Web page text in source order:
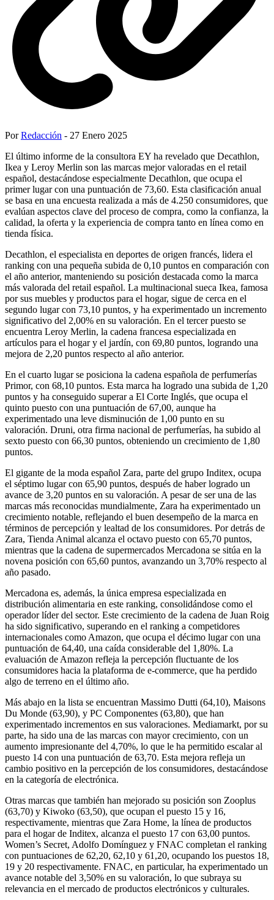
PorRedacción - 27 Enero 2025
El último informe de la consultora EY ha revelado que Decathlon,
Ikea y Leroy Merlin son las marcas mejor valoradas en el retail
español, destacándose especialmente Decathlon, que ocupa el
primer lugar con una puntuación de 73,60. Esta clasificación anual
se basa en una encuesta realizada a más de 4.250 consumidores, que
evalúan aspectos clave del proceso de compra, como la confianza, la
calidad, la oferta y la experiencia de compra tanto en línea como en
tienda física.
Decathlon, el especialista en deportes de origen francés, lidera el
ranking con una pequeña subida de 0,10 puntos en comparación con
el año anterior, manteniendo su posición destacada como la marca
más valorada del retail español. La multinacional sueca Ikea, famosa
por sus muebles y productos para el hogar, sigue de cerca en el
segundo lugar con 73,10 puntos, y ha experimentado un incremento
significativo del 2,00% en su valoración. En el tercer puesto se
encuentra Leroy Merlin, la cadena francesa especializada en
artículos para el hogar y el jardín, con 69,80 puntos, logrando una
mejora de 2,20 puntos respecto al año anterior.
En el cuarto lugar se posiciona la cadena española de perfumerías
Primor, con 68,10 puntos. Esta marca ha logrado una subida de 1,20
puntos y ha conseguido superar a El Corte Inglés, que ocupa el
quinto puesto con una puntuación de 67,00, aunque ha
experimentado una leve disminución de 1,00 punto en su
valoración. Druni, otra firma nacional de perfumerías, ha subido al
sexto puesto con 66,30 puntos, obteniendo un crecimiento de 1,80
puntos.
El gigante de la moda español Zara, parte del grupo Inditex, ocupa
el séptimo lugar con 65,90 puntos, después de haber logrado un
avance de 3,20 puntos en su valoración. A pesar de ser una de las
marcas más reconocidas mundialmente, Zara ha experimentado un
crecimiento notable, reflejando el buen desempeño de la marca en
términos de percepción y lealtad de los consumidores. Por detrás de
Zara, Tienda Animal alcanza el octavo puesto con 65,70 puntos,
mientras que la cadena de supermercados Mercadona se sitúa en la
novena posición con 65,60 puntos, avanzando un 3,70% respecto al
año pasado.
Mercadona es, además, la única empresa especializada en
distribución alimentaria en este ranking, consolidándose como el
operador líder del sector. Este crecimiento de la cadena de Juan Roig
ha sido significativo, superando en el ranking a competidores
internacionales como Amazon, que ocupa el décimo lugar con una
puntuación de 64,40, una caída considerable del 1,80%. La
evaluación de Amazon refleja la percepción fluctuante de los
consumidores hacia la plataforma de e-commerce, que ha perdido
algo de terreno en el último año.
Más abajo en la lista se encuentran Massimo Dutti (64,10), Maisons
Du Monde (63,90), y PC Componentes (63,80), que han
experimentado incrementos en sus valoraciones. Mediamarkt, por su
parte, ha sido una de las marcas con mayor crecimiento, con un
aumento impresionante del 4,70%, lo que le ha permitido escalar al
puesto 14 con una puntuación de 63,70. Esta mejora refleja un
cambio positivo en la percepción de los consumidores, destacándose
en la categoría de electrónica.
Otras marcas que también han mejorado su posición son Zooplus
(63,70) y Kiwoko (63,50), que ocupan el puesto 15 y 16,
respectivamente, mientras que Zara Home, la línea de productos
para el hogar de Inditex, alcanza el puesto 17 con 63,00 puntos.
Women’s Secret, Adolfo Domínguez y FNAC completan el ranking
con puntuaciones de 62,20, 62,10 y 61,20, ocupando los puestos 18,
19 y 20 respectivamente. FNAC, en particular, ha experimentado un
avance notable del 3,50% en su valoración, lo que subraya su
relevancia en el mercado de productos electrónicos y culturales.